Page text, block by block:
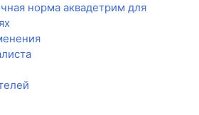
норма аквадетрим для